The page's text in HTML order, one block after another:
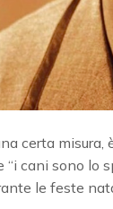
certa
cani sono lo
le feste